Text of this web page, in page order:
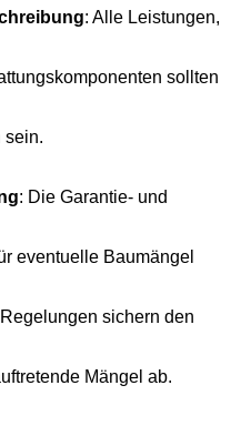
: Alle Leistungen,
sollten
sein.
: Die Garantie- und
eventuelle Baumängel
sichern den
Mängel ab.